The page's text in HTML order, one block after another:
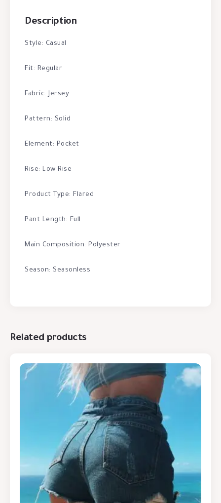
Description
Style: Casual
Fit: Regular
Fabric: Jersey
Pattern: Solid
Element: Pocket
Rise: Low Rise
Product Type: Flared
Pant Length: Full
Main Composition: Polyester
Season: Seasonless
Related products